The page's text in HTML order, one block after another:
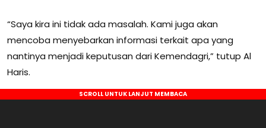
“Saya kira ini tidak ada masalah. Kami juga akan
mencoba menyebarkan informasi terkait apa yang
nantinya menjadi keputusan dari Kemendagri,” tutup Al
Haris.